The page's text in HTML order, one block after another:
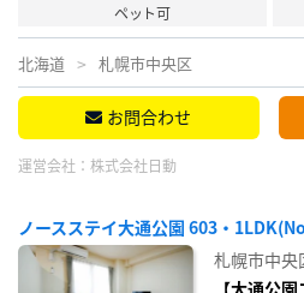
ペット可
北海道 札幌市中央区
お問合わせ
運営会社： 株式会社日動
ノースステイ大通公園 603・
札幌市中央